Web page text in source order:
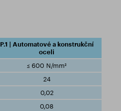
P.1 | Automatové a konstrukční
oceli
≤ 600 N/mm²
24
0,02
0,08